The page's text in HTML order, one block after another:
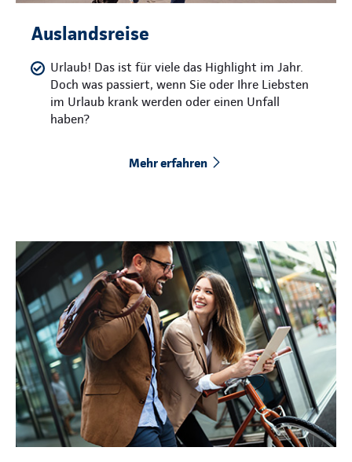
Auslandsreise
Urlaub! Das ist für viele das Highlight im Jahr.
Doch was passiert, wenn Sie oder Ihre Liebsten
im Urlaub krank werden oder einen Unfall
haben?
Mehr erfahren